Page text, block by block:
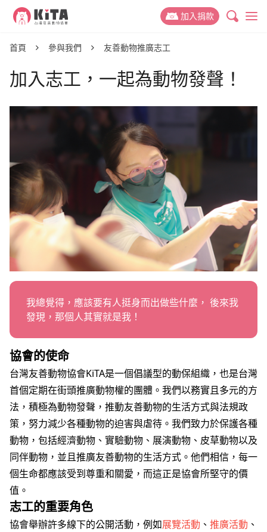
KiTA台灣友善動物協會 加入捐款
最新消息
專案新聞
動保議題
禁掉山豬吊
動物權與蔬食教育
減少動物實驗
減少動物剝削
關於 KiTA
我們的成員
我們的成果
聯絡我們
捐款專案
捐款運用與徵信
活動合作
倡議與募款大使
參與我們
友善動物推廣志工
好蔬福-美味健康蔬食
幫動物連署
職務空缺
捐款 Q&A
首頁 參與我們 友善動物推廣志工
加入志工，一起為動物發聲！
我總覺得，應該要有人挺身而出做些什麼， 後來我
發現，那個人其實就是我！
協會的使命
台灣友善動物協會KiTA是一個倡議型的動保組織，也是台灣
首個定期在街頭推廣動物權的團體。我們以務實且多元的方
法，積極為動物發聲，推動友善動物的生活方式與法規政
策，努力減少各種動物的迫害與虐待。 我們致力於保護各種
動物，包括經濟動物、實驗動物、展演動物、皮草動物以及
同伴動物，並且推廣友善動物的生活方式。他們相信，每一
個生命都應該受到尊重和關愛，而這正是協會所堅守的價
值。
志工的重要角色
協會舉辦許多線下的公開活動，例如展覽活動 、 推廣活動 、